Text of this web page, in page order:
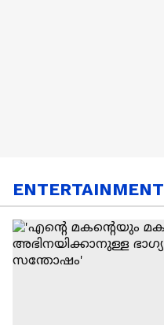
ENTERTAINMENT